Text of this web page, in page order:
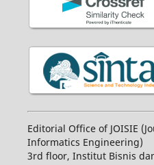
Editorial Office of JOISIE
Informatics Engineering)
3rd floor, Institut Bisnis